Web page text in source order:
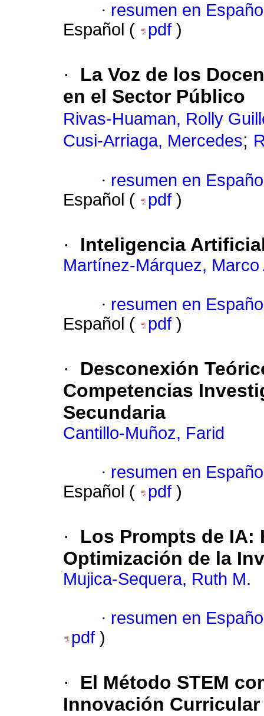
· resumen en
Español (
pdf )
·
La Voz de los
en el Sector Público
Rivas-Huaman, Rolly
Cusi-Arriaga, Mercedes;
· resumen en
Español (
pdf )
· Inteligencia
Martínez-Márquez, Marco
· resumen en
Español (
pdf )
·
Desconexión
Competencias
Secundaria
Cantillo-Muñoz, Farid
· resumen en
Español (
pdf )
·
Los Prompts de IA:
Optimización de la
Mujica-Sequera, Ruth M.
· resumen en
pdf )
·
El Método STEM
Innovación